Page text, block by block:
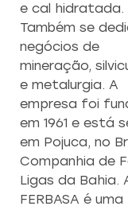
e cal hidratada.
Também se
negócios de
mineração,
e metalurgia. A
empresa foi
em 1961 e está
em Pojuca, no
Companhia de
Ligas da Bahia.
FERBASA é uma